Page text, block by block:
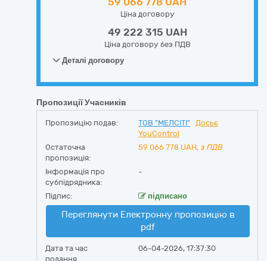
Ціна договору
49 222 315 UAH
Ціна договору без ПДВ
Деталі договору
Пропозиції Учасників
Пропозицію подав: ТОВ "МЕЛСІТІ"
Досьє
YouControl
Остаточна
пропозиція:
59 066 778 UAH, з ПДВ
Інформація про
субпідрядника:
-
Підпис: підписано
Переглянути Електронну пропозицію в
pdf
Дата та час
подання
06-04-2026, 17:37:30